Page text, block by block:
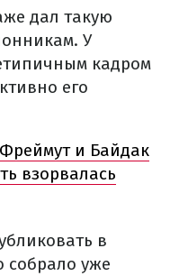
дал такую
У
кадром
его
и Байдак
взорвалась
в
собрало уже